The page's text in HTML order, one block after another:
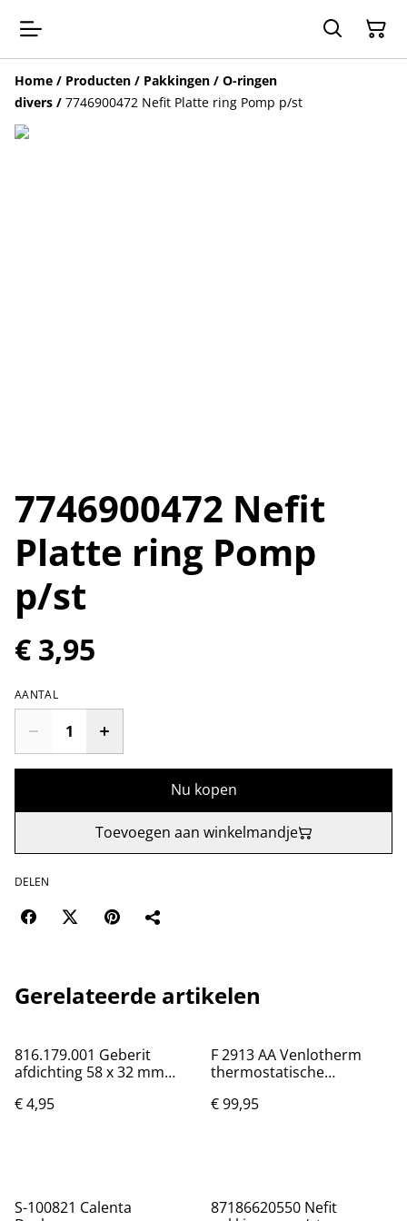
Home / Producten / Pakkingen / O-ringen
divers / 7746900472 Nefit Platte ring Pomp p/st
7746900472 Nefit
Platte ring Pomp
p/st
€ 3,95
AANTAL
Nu kopen
Toevoegen aan winkelmandje
DELEN
Gerelateerde artikelen
816.179.001 Geberit
afdichting 58 x 32 mm
€ 4,95
F 2913 AA Venlotherm
thermostatische
3/4
€ 99,95
S-100821 Calenta
87186620550 Nefit